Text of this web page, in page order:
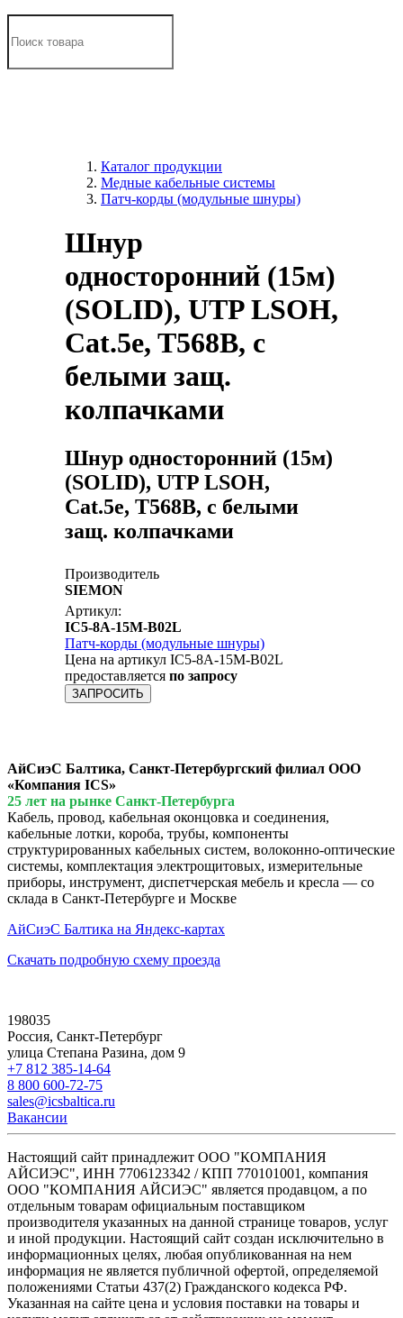
Каталог продукции
Медные кабельные системы
Патч-корды (модульные шнуры)
Шнур
односторонний (15м)
(SOLID), UTP LSOH,
Cat.5e, T568B, с
белыми защ.
колпачками
Шнур односторонний (15м)
(SOLID), UTP LSOH,
Cat.5e, T568B, с белыми
защ. колпачками
Производитель
SIEMON
Артикул:
IC5-8A-15M-B02L
Патч-корды (модульные шнуры)
Цена на артикул IC5-8A-15M-B02L
предоставляется по запросу
ЗАПРОСИТЬ
АйСиэС Балтика, Санкт-Петербургский филиал ООО
«Компания ICS»
25 лет на рынке Санкт-Петербурга
Кабель, провод, кабельная оконцовка и соединения,
кабельные лотки, короба, трубы, компоненты
структурированных кабельных систем, волоконно-оптические
системы, комплектация электрощитовых, измерительные
приборы, инструмент, диспетчерская мебель и кресла — со
склада в Санкт-Петербурге и Москве
АйСиэС Балтика на Яндекс-картах
Скачать подробную схему проезда
198035
Россия, Санкт-Петербург
улица Степана Разина, дом 9
+7 812 385-14-64
8 800 600-72-75
sales@icsbaltica.ru
Вакансии
Настоящий сайт принадлежит ООО "КОМПАНИЯ
АЙСИЭС", ИНН 7706123342 / КПП 770101001, компания
ООО "КОМПАНИЯ АЙСИЭС" является продавцом, а по
отдельным товарам официальным поставщиком
производителя указанных на данной странице товаров, услуг
и иной продукции. Настоящий сайт создан исключительно в
информационных целях, любая опубликованная на нем
информация не является публичной офертой, определяемой
положениями Статьи 437(2) Гражданского кодекса РФ.
Указанная на сайте цена и условия поставки на товары и